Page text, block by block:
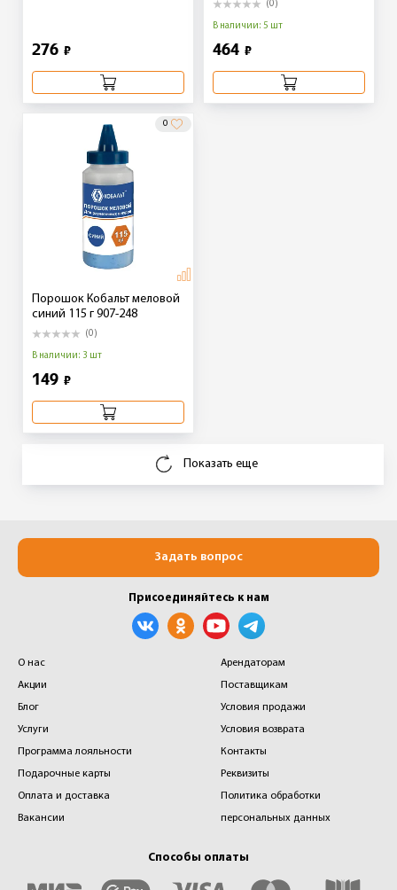
276 ₽
(0)
В наличии: 5 шт
464 ₽
0
Порошок Кобальт меловой
синий 115 г 907-248
(0)
В наличии: 3 шт
149 ₽
Показать еще
О нас
Акции
Блог
Услуги
Программа лояльности
Подарочные карты
Оплата и доставка
Вакансии
Арендаторам
Поставщикам
Условия продажи
Условия возврата
Контакты
Реквизиты
Политика обработки
персональных данных
Способы оплаты
Задать вопрос
Присоединяйтесь к нам